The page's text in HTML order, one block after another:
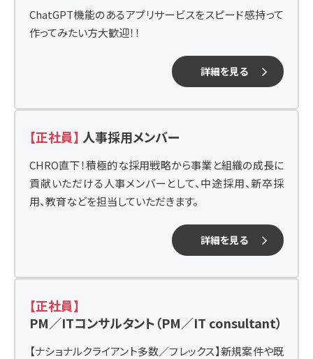
ChatGPT機能のあるアプリサービスをスピード感持って
作ってみたい方大歓迎！！
詳細を見る
【正社員】 人事採用メンバー
CHRO直下！積極的な採用戦略から事業と組織の成長に
貢献いただける人事メンバーとして、中途採用、新卒採
用、教育などを担当していただきます。
詳細を見る
【正社員】
PM／ITコンサルタント（PM／IT consultant）
【ナショナルクライアント多数／フレックス】新規案件や既